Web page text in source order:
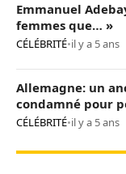
Emmanuel
femmes que… »
CÉLÉBRITÉ•il y a 5 ans
Allemagne: un
condamné pour
CÉLÉBRITÉ•il y a 5 ans